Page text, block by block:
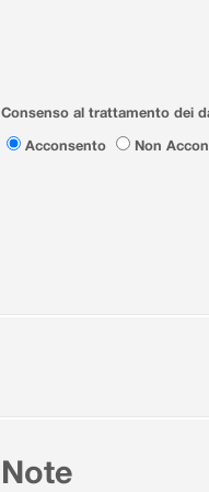
Consenso al trattamento dei
Acconsento
Non
Note